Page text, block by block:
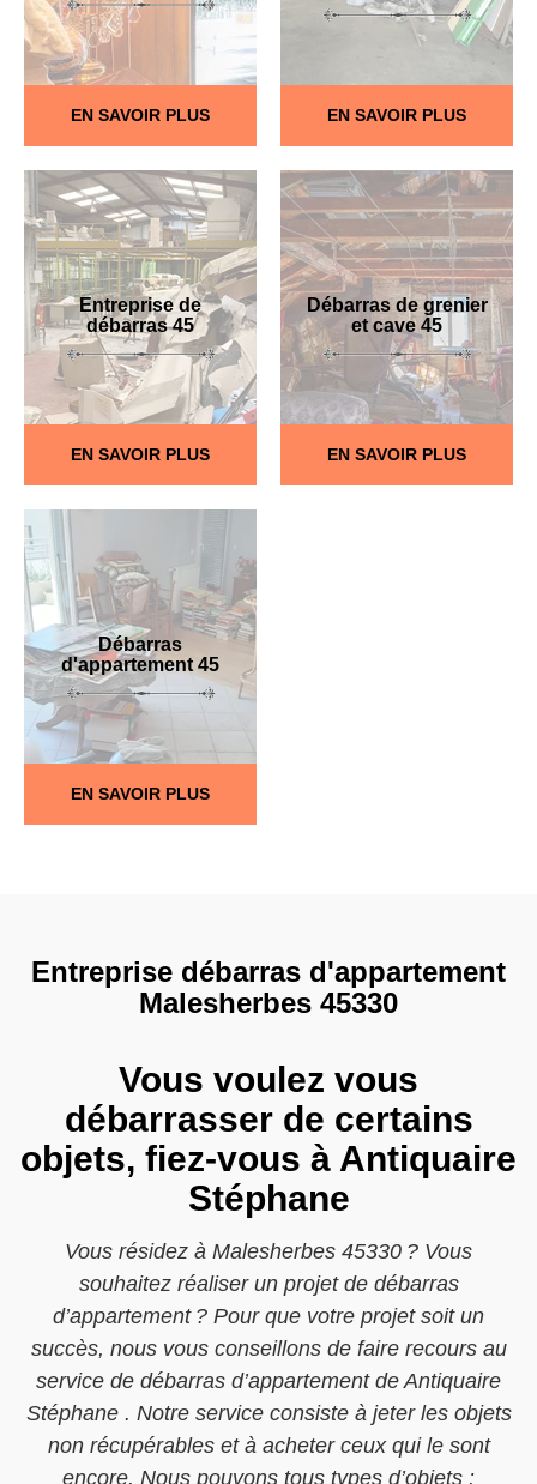
EN SAVOIR PLUS EN SAVOIR PLUS
Entreprise de
débarras 45
EN SAVOIR PLUS
Débarras de grenier
et cave 45
EN SAVOIR PLUS
Débarras
d'appartement 45
EN SAVOIR PLUS
Entreprise débarras d'appartement
Malesherbes 45330
Vous voulez vous
débarrasser de certains
objets, fiez-vous à Antiquaire
Stéphane
Vous résidez à Malesherbes 45330 ? Vous
souhaitez réaliser un projet de débarras
d’appartement ? Pour que votre projet soit un
succès, nous vous conseillons de faire recours au
service de débarras d’appartement de Antiquaire
Stéphane . Notre service consiste à jeter les objets
non récupérables et à acheter ceux qui le sont
encore. Nous pouvons tous types d’objets :